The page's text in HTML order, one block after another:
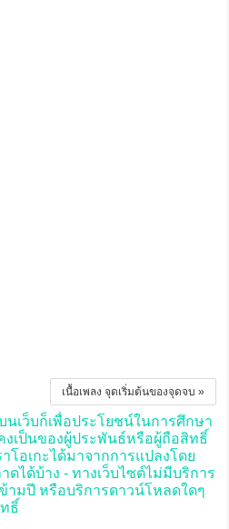
เนื้อเพลง จุดเริ่มต้นของจุดจบ »
นเว็บก็เพื่อประโยชน์ในการศึกษา
งเป็นของผู้ประพันธ์หรือผู้ถือสิทธิ์
โอเกะได้มาจากการแปลงโดย
ได้บ้าง - ทางเว็บไซต์ไม่มีบริการ
ามปี หรือบริการดาวน์โหลดใดๆ
ธิ์